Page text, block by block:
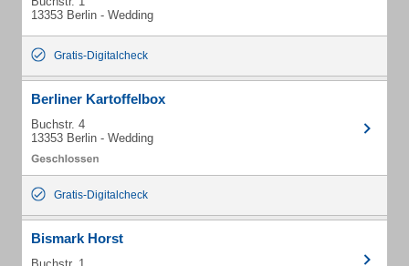
13353 Berlin - Wedding
Gratis-Digitalcheck
Berliner Kartoffelbox
Buchstr. 4
13353 Berlin - Wedding
Gratis-Digitalcheck
Bismark Horst